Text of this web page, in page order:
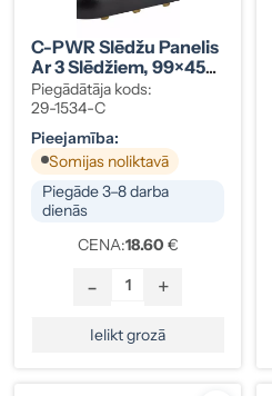
C-PWR Slēdžu Panelis
Ar 3 Slēdžiem, 99×45
Mm, ON-OFF
Piegādātāja kods:
29-1534-C
Pieejamība:
Somijas noliktavā
Piegāde 3–8 darba
dienās
CENA:18.60 €
- +
Ielikt grozā